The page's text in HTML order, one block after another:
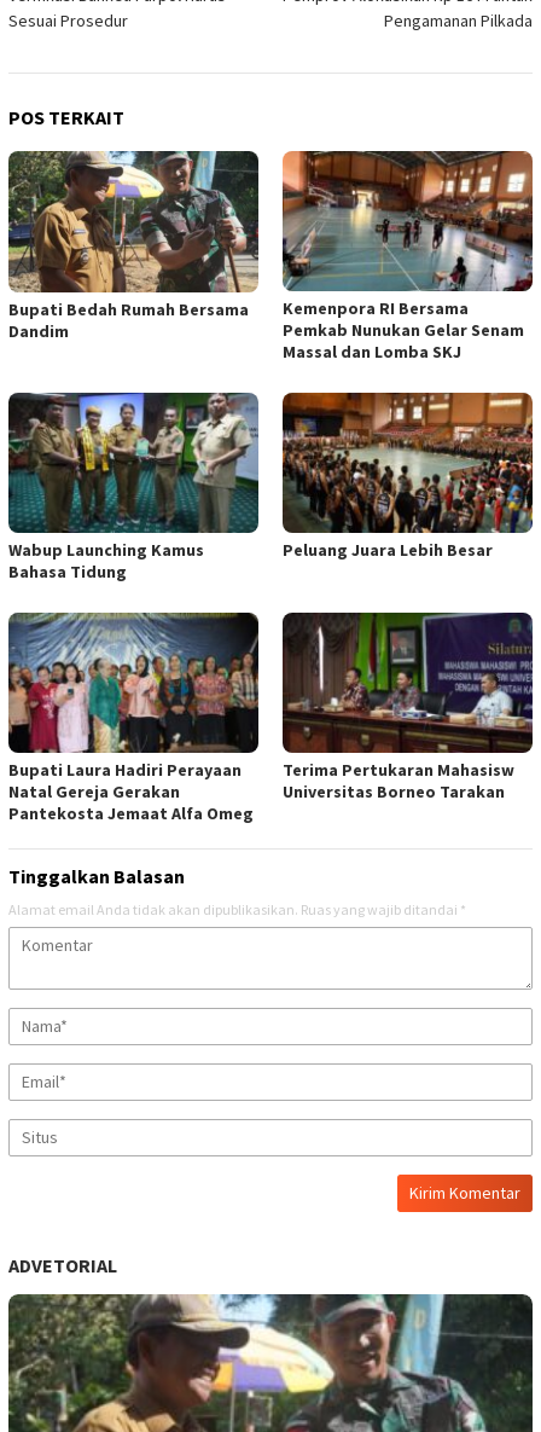
Sesuai Prosedur
Pengamanan Pilkada
POS TERKAIT
Bupati Bedah Rumah Bersama
Dandim
Kemenpora RI Bersama
Pemkab Nunukan Gelar Senam
Massal dan Lomba SKJ
Wabup Launching Kamus
Bahasa Tidung
Peluang Juara Lebih Besar
Bupati Laura Hadiri Perayaan
Natal Gereja Gerakan
Pantekosta Jemaat Alfa Omeg
Terima Pertukaran Mahasisw
Universitas Borneo Tarakan
Tinggalkan Balasan
Alamat email Anda tidak akan dipublikasikan. Ruas yang wajib ditandai *
ADVETORIAL